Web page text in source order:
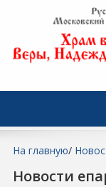
На главную/
Новости